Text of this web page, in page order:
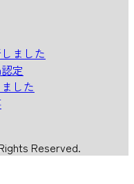
ました
定
した
Reserved.